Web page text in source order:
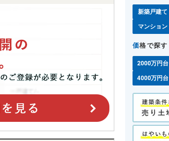
新築戸建て
マンション
価格で探す
2000万円台
4000万円台